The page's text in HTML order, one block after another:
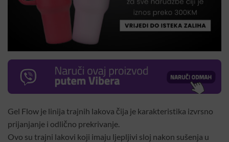
Gel Flow je linija trajnih lakova čija je karakteristika izvrsno
prijanjanje i odlično prekrivanje.
Ovo su trajni lakovi koji imaju ljepljivi sloj nakon sušenja u